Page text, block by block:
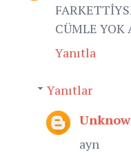
CÜMLE YOK
Yanıtla
Yanıtlar
ayn